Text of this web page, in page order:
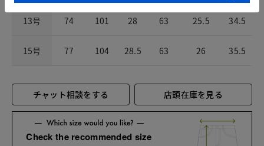
13号 74 101 28 63 25.5 34.5
15号 77 104 28.5 63 26 35.5
チャット相談をする 店頭在庫を見る
Check the recommended size